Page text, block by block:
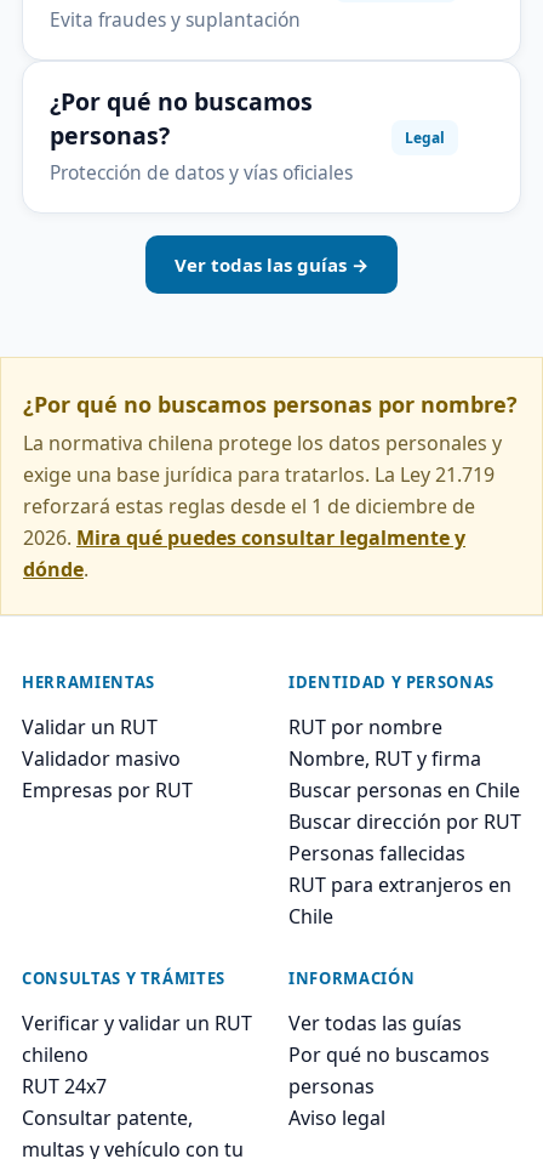
Evita fraudes y suplantación
¿Por qué no buscamos
personas?
Protección de datos y vías oficiales
Legal
Ver todas las guías →
¿Por qué no buscamos personas por nombre?
La normativa chilena protege los datos personales y
exige una base jurídica para tratarlos. La Ley 21.719
reforzará estas reglas desde el 1 de diciembre de
2026. Mira qué puedes consultar legalmente y
dónde.
HERRAMIENTAS
Validar un RUT
Validador masivo
Empresas por RUT
IDENTIDAD Y PERSONAS
RUT por nombre
Nombre, RUT y firma
Buscar personas en Chile
Buscar dirección por RUT
Personas fallecidas
RUT para extranjeros en
Chile
CONSULTAS Y TRÁMITES
Verificar y validar un RUT
chileno
RUT 24x7
Consultar patente,
multas y vehículo con tu
INFORMACIÓN
Ver todas las guías
Por qué no buscamos
personas
Aviso legal